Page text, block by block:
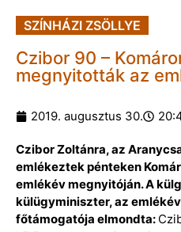
SZÍNHÁZI ZSÖLLYE
Czibor 90 –
megnyitották az
2019. augusztus 30.
Czibor Zoltánra, az
emlékeztek pénteken
emlékév megnyitóján. A
külügyminiszter, az
főtámogatója elmondta: